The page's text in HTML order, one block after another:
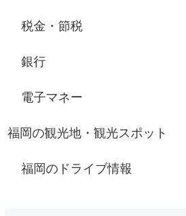
税金・節税
銀行
電子マネー
福岡の観光地・観光スポット
福岡のドライブ情報